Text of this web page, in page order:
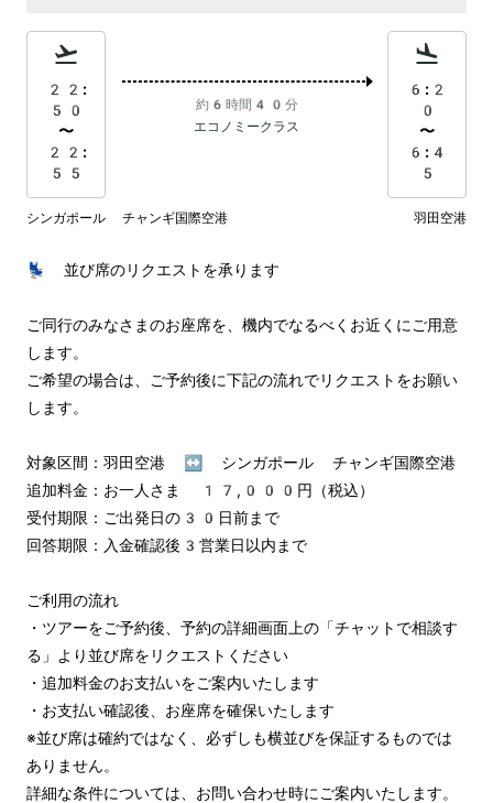
22:
50
〜
22:
55
約6時間40分
エコノミークラス
6:2
0
〜
6:4
5
シンガポール チャンギ国際空港 羽田空港
💺 並び席のリクエストを承ります
ご同行のみなさまのお座席を、機内でなるべくお近くにご用意
します。
ご希望の場合は、ご予約後に下記の流れでリクエストをお願い
します。
対象区間：羽田空港 ↔︎ シンガポール チャンギ国際空港
追加料金：お一人さま 17,000円（税込）
受付期限：ご出発日の30日前まで
回答期限：入金確認後3営業日以内まで
ご利用の流れ
・ツアーをご予約後、予約の詳細画面上の「チャットで相談す
る」より並び席をリクエストください
・追加料金のお支払いをご案内いたします
・お支払い確認後、お座席を確保いたします
※並び席は確約ではなく、必ずしも横並びを保証するものでは
ありません。
詳細な条件については、お問い合わせ時にご案内いたします。